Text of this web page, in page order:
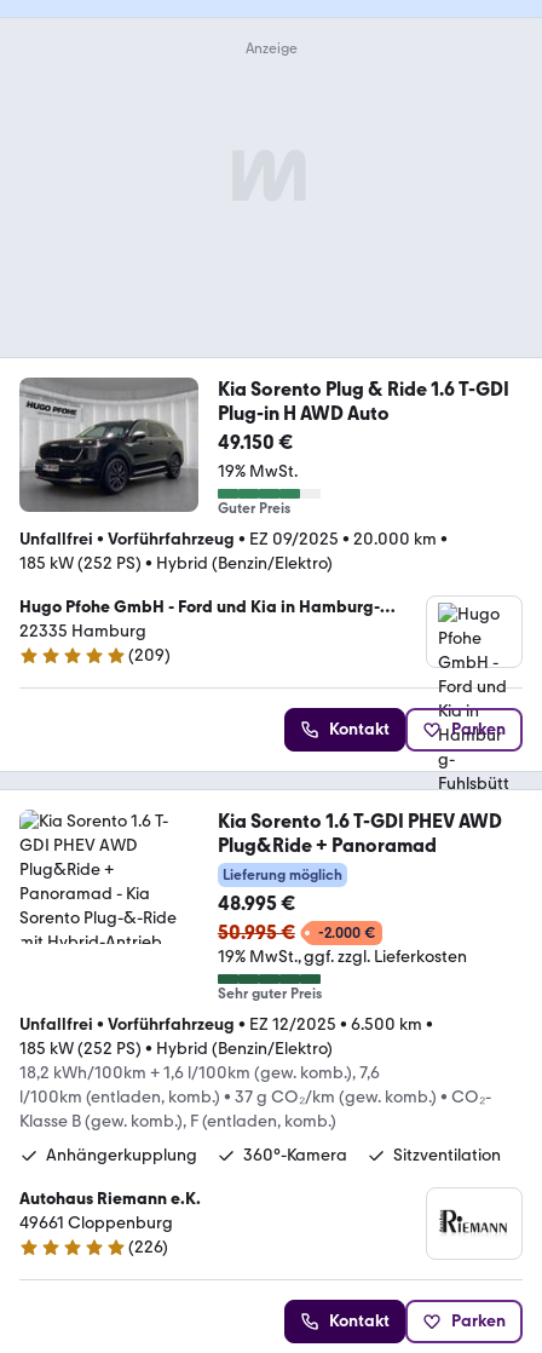
Kia Sorento Plug & Ride 1.6 T-GDI
Plug-in H AWD Auto
49.150 €
19% MwSt.
Guter Preis
Unfallfrei • Vorführfahrzeug • EZ 09/2025 • 20.000 km •
185 kW (252 PS) • Hybrid (Benzin/Elektro)
Hugo Pfohe GmbH - Ford und Kia in Hamburg-
Fuhlsbüttel
22335 Hamburg
4.8 Sterne
(209)
Kontakt Parken
Kia Sorento 1.6 T-GDI PHEV AWD
Plug&Ride + Panoramad
Lieferung möglich
48.995 €
50.995 €
-2.000 €
19% MwSt. ggf. zzgl. Lieferkosten
Sehr guter Preis
Unfallfrei • Vorführfahrzeug • EZ 12/2025 • 6.500 km •
185 kW (252 PS) • Hybrid (Benzin/Elektro)
18,2 kWh/100km + 1,6 l/100km (gew. komb.), 7,6
l/100km (entladen, komb.) • 37 g CO₂/km (gew. komb.) • CO₂-
Klasse B (gew. komb.), F (entladen, komb.)
Anhängerkupplung
360°-Kamera Sitzventilation
Autohaus Riemann e.K.
49661 Cloppenburg
4.9 Sterne
(226)
Kontakt Parken